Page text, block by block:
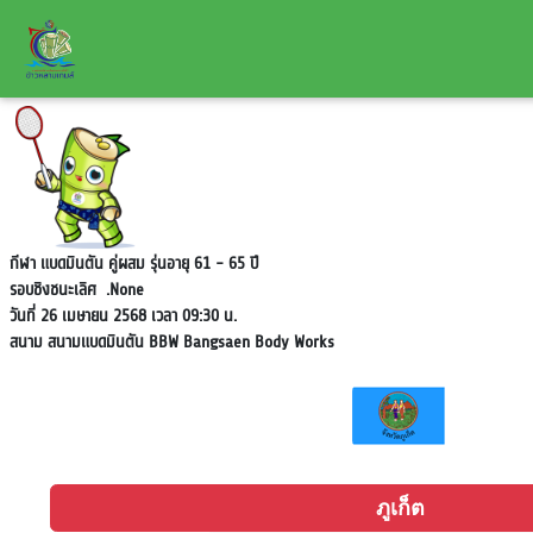
กีฬา แบดมินตัน คู่ผสม รุ่นอายุ 61 - 65 ปี
รอบชิงชนะเลิศ .None
วันที่ 26 เมษายน 2568 เวลา 09:30 น.
สนามสนามแบดมินตัน BBW Bangsaen Body Works
ภูเก็ต